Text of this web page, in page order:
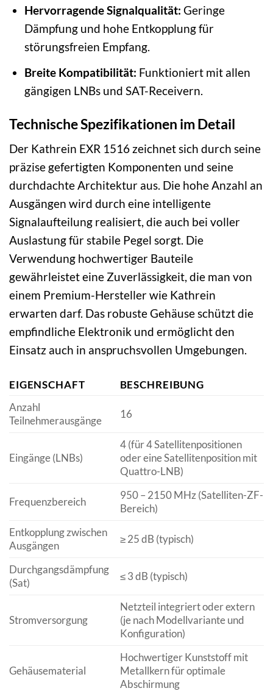
Hervorragende Signalqualität: Geringe
Dämpfung und hohe Entkopplung für
störungsfreien Empfang.
Breite Kompatibilität: Funktioniert mit allen
gängigen LNBs und SAT-Receivern.
Technische Spezifikationen im Detail
Der Kathrein EXR 1516 zeichnet sich durch seine
präzise gefertigten Komponenten und seine
durchdachte Architektur aus. Die hohe Anzahl an
Ausgängen wird durch eine intelligente
Signalaufteilung realisiert, die auch bei voller
Auslastung für stabile Pegel sorgt. Die
Verwendung hochwertiger Bauteile
gewährleistet eine Zuverlässigkeit, die man von
einem Premium-Hersteller wie Kathrein
erwarten darf. Das robuste Gehäuse schützt die
empfindliche Elektronik und ermöglicht den
Einsatz auch in anspruchsvollen Umgebungen.
EIGENSCHAFT
BESCHREIBUNG
Anzahl
Teilnehmerausgänge
16
Eingänge (LNBs)
4 (für 4 Satellitenpositionen
oder eine Satellitenposition mit
Quattro-LNB)
Frequenzbereich
950 – 2150 MHz (Satelliten-ZF-
Bereich)
Entkopplung zwischen
Ausgängen
≥ 25 dB (typisch)
Durchgangsdämpfung
(Sat)
≤ 3 dB (typisch)
Stromversorgung
Netzteil integriert oder extern
(je nach Modellvariante und
Konfiguration)
Gehäusematerial
Hochwertiger Kunststoff mit
Metallkern für optimale
Abschirmung